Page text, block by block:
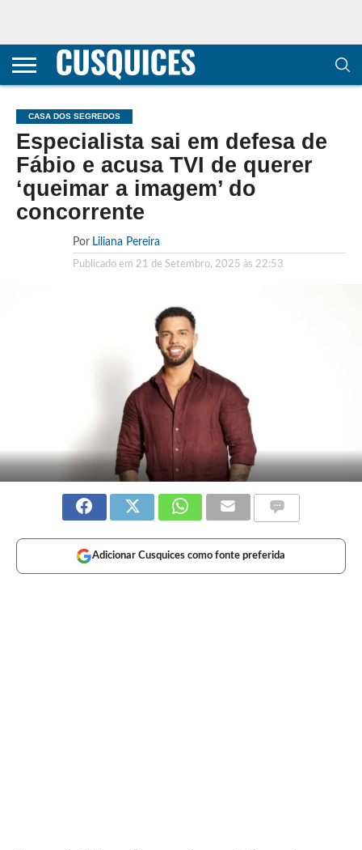
CONTACTOS
HOME
POLÍTICA DE
E COOKIES
SOBRE
TERMOS E
TRANSPARÊNCIA
METODOLOGIA
CASA DOS SEGREDOS
Especialista sai em defesa de
Fábio e acusa TVI de querer
‘queimar a imagem’ do
concorrente
Por Liliana Pereira
Publicado em 21 de Setembro, 2025 às 22:53
Adicionar Cusquices como fonte preferida